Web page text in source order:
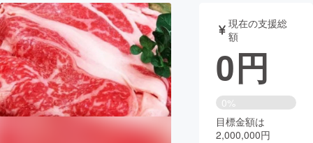
アート・写真 音楽
テクノロジー・ガジェット ゲーム・サ
映像・映画 書籍・雑誌
ビジネス・起業 チャレンジ
現在の支援総
額
0円
0%
目標金額は
2,000,000円